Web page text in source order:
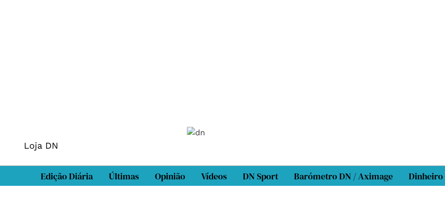
Loja DN
Edição Diária Últimas Opinião Vídeos DN Sport Barómetro DN / Aximage Dinheiro